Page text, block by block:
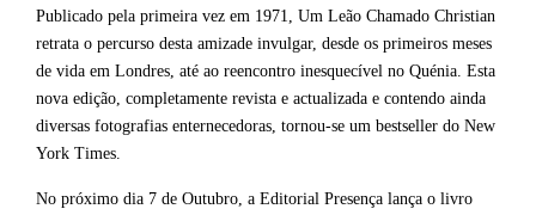
Publicado pela primeira vez em 1971, Um Leão Chamado Christian
retrata o percurso desta amizade invulgar, desde os primeiros meses
de vida em Londres, até ao reencontro inesquecível no Quénia. Esta
nova edição, completamente revista e actualizada e contendo ainda
diversas fotografias enternecedoras, tornou-se um bestseller do New
York Times.
No próximo dia 7 de Outubro, a Editorial Presença lança o livro